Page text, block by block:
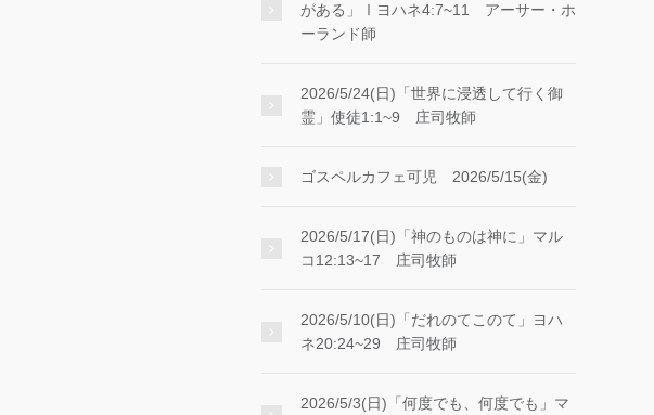
がある」Ⅰヨハネ4:7~11 アーサー・ホ
ーランド師
2026/5/24(日)「世界に浸透して行く御
霊」使徒1:1~9 庄司牧師
ゴスペルカフェ可児 2026/5/15(金)
2026/5/17(日)「神のものは神に」マル
コ12:13~17 庄司牧師
2026/5/10(日)「だれのてこのて」ヨハ
ネ20:24~29 庄司牧師
2026/5/3(日)「何度でも、何度でも」マ